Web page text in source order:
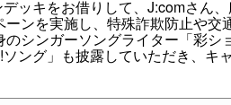
ッキをお借りして、J:comさん
ンを実施し、特殊詐欺防止や交
シンガーソングライター「彩シ
ング」も披露していただき、キ